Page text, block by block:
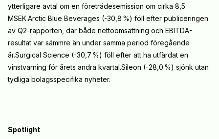
ytterligare avtal om en företrädesemission om cirka 8,5
MSEK.Arctic Blue Beverages (-30,8 %) föll efter publiceringen
av Q2-rapporten, där både nettoomsättning och EBITDA-
resultat var sämmre än under samma period föregående
år.Surgical Science (-30,7 %) föll efter att ha utfärdat en
vinstvarning för årets andra kvartal.Sileon (-28,0 %) sjönk utan
tydliga bolagsspecifika nyheter.
Spotlight